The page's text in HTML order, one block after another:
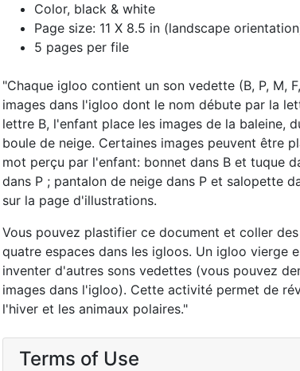
Color, black & white
Page size: 11 X 8.5 in (landscape
5 pages per file
"Chaque igloo contient un son vedette (B, P, M,
images dans l'igloo dont le nom débute par la
lettre B, l'enfant place les images de la baleine,
boule de neige. Certaines images peuvent être
mot perçu par l'enfant: bonnet dans B et tuque
dans P ; pantalon de neige dans P et salopette
sur la page d'illustrations.
Vous pouvez plastifier ce document et coller
quatre espaces dans les igloos. Un igloo vierge
inventer d'autres sons vedettes (vous pouvez
images dans l'igloo). Cette activité permet de
l'hiver et les animaux polaires."
Terms of Use